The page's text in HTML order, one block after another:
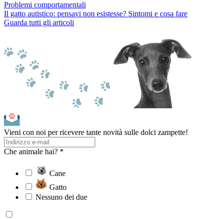
Problemi comportamentali
Il gatto autistico: pensavi non esistesse? Sintomi e cosa fare
Guarda tutti gli articoli
Vieni con noi per ricevere tante novità sulle dolci zampette!
Che animale hai? *
Cane
Gatto
Nessuno dei due